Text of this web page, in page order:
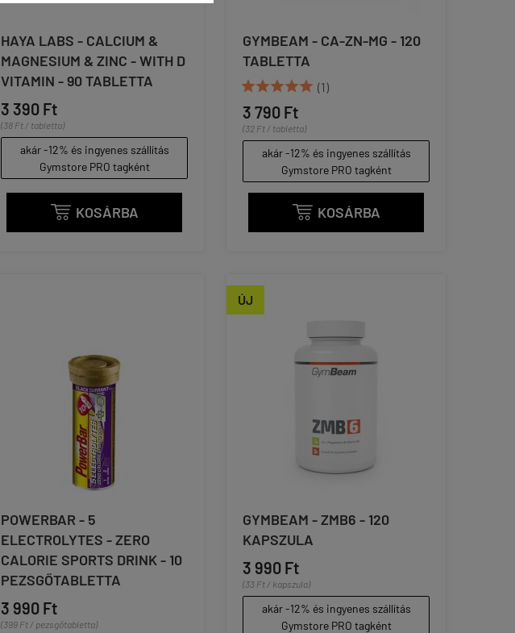
HAYA LABS - CALCIUM &
MAGNESIUM & ZINC - WITH D
VITAMIN - 90 TABLETTA
3 390 Ft
(38 Ft / tabletta)
akár -12% és ingyenes szállítás
Gymstore PRO tagként
 KOSÁRBA
GYMBEAM - CA-ZN-MG - 120
TABLETTA
 (1)
3 790 Ft
(32 Ft / tabletta)
akár -12% és ingyenes szállítás
Gymstore PRO tagként
 KOSÁRBA
POWERBAR - 5
ELECTROLYTES - ZERO
CALORIE SPORTS DRINK - 10
PEZSGŐTABLETTA
3 990 Ft
(399 Ft / pezsgőtabletta)
ÚJ
GYMBEAM - ZMB6 - 120
KAPSZULA
3 990 Ft
(33 Ft / kapszula)
akár -12% és ingyenes szállítás
Gymstore PRO tagként